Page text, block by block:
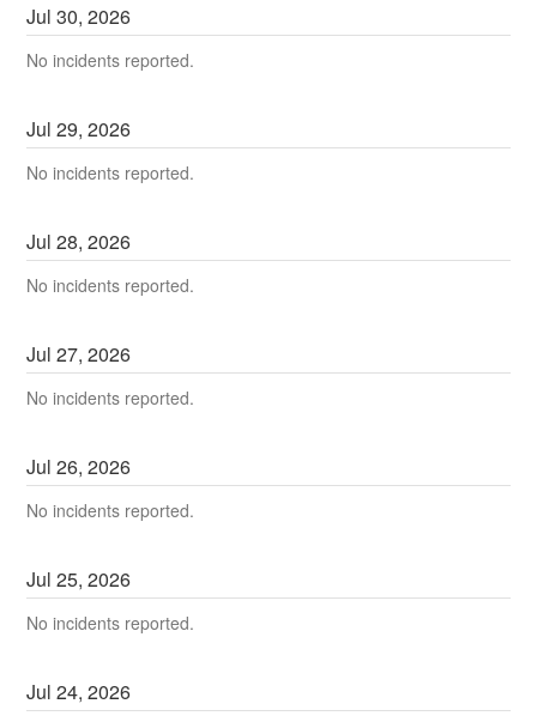
Jul30,2026
No incidents reported.
Jul29,2026
No incidents reported.
Jul28,2026
No incidents reported.
Jul27,2026
No incidents reported.
Jul26,2026
No incidents reported.
Jul25,2026
No incidents reported.
Jul24,2026